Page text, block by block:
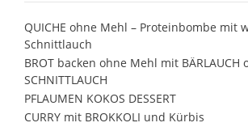
QUICHE ohne Mehl – Proteinbombe mit
Schnittlauch
BROT backen ohne Mehl mit BÄRLAUCH
SCHNITTLAUCH
PFLAUMEN KOKOS DESSERT
CURRY mit BROKKOLI und Kürbis